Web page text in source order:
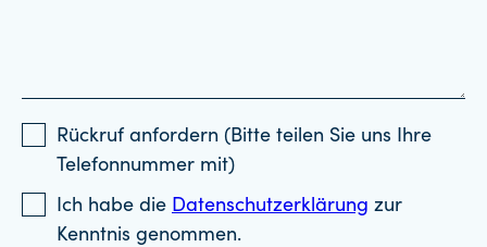
Rückruf anfordern (Bitte teilen Sie uns Ihre
Telefonnummer mit)
Ich habe die Datenschutzerklärung zur
Kenntnis genommen.